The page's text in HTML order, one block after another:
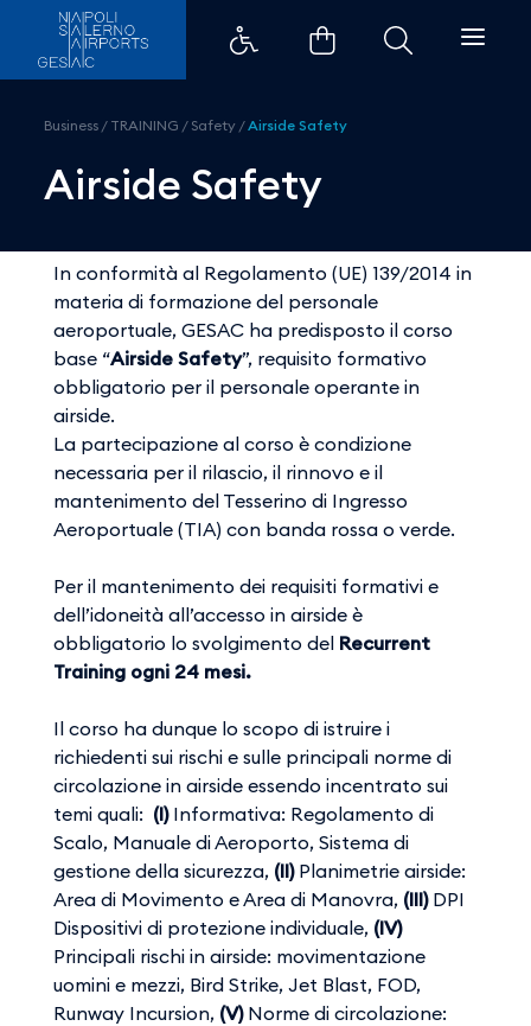
Airside Safety - Aeroporti di
Business / TRAINING / Safety /Airside Safety
Airside Safety
In conformità al Regolamento (UE) 139/2014 in
materia di formazione del personale
aeroportuale, GESAC ha predisposto il corso
base “Airside Safety”, requisito formativo
obbligatorio per il personale operante in
airside.
La partecipazione al corso è condizione
necessaria per il rilascio, il rinnovo e il
mantenimento del Tesserino di Ingresso
Aeroportuale (TIA) con banda rossa o verde.
Per il mantenimento dei requisiti formativi e
dell’idoneità all’accesso in airside è
obbligatorio lo svolgimento del Recurrent
Training ogni 24 mesi.
Il corso ha dunque lo scopo di istruire i
richiedenti sui rischi e sulle principali norme di
circolazione in airside essendo incentrato sui
temi quali: (I)Informativa: Regolamento di
Scalo, Manuale di Aeroporto, Sistema di
gestione della sicurezza, (II)Planimetrie airside:
Area di Movimento e Area di Manovra, (III)DPI
Dispositivi di protezione individuale, (IV)
Principali rischi in airside: movimentazione
uomini e mezzi, Bird Strike, Jet Blast, FOD,
Runway Incursion, (V)Norme di circolazione: